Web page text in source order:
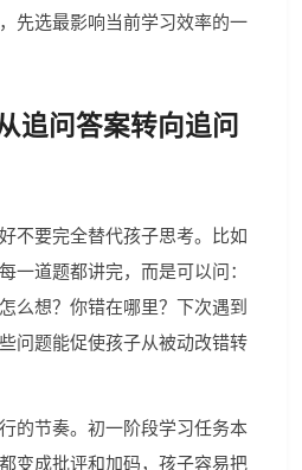
先选最影响当前学习效率的一
追问答案转向追问
不要完全替代孩子思考。比如
一道题都讲完，而是可以问：
么想？你错在哪里？下次遇到
问题能促使孩子从被动改错转
的节奏。初一阶段学习任务本
变成批评和加码，孩子容易把